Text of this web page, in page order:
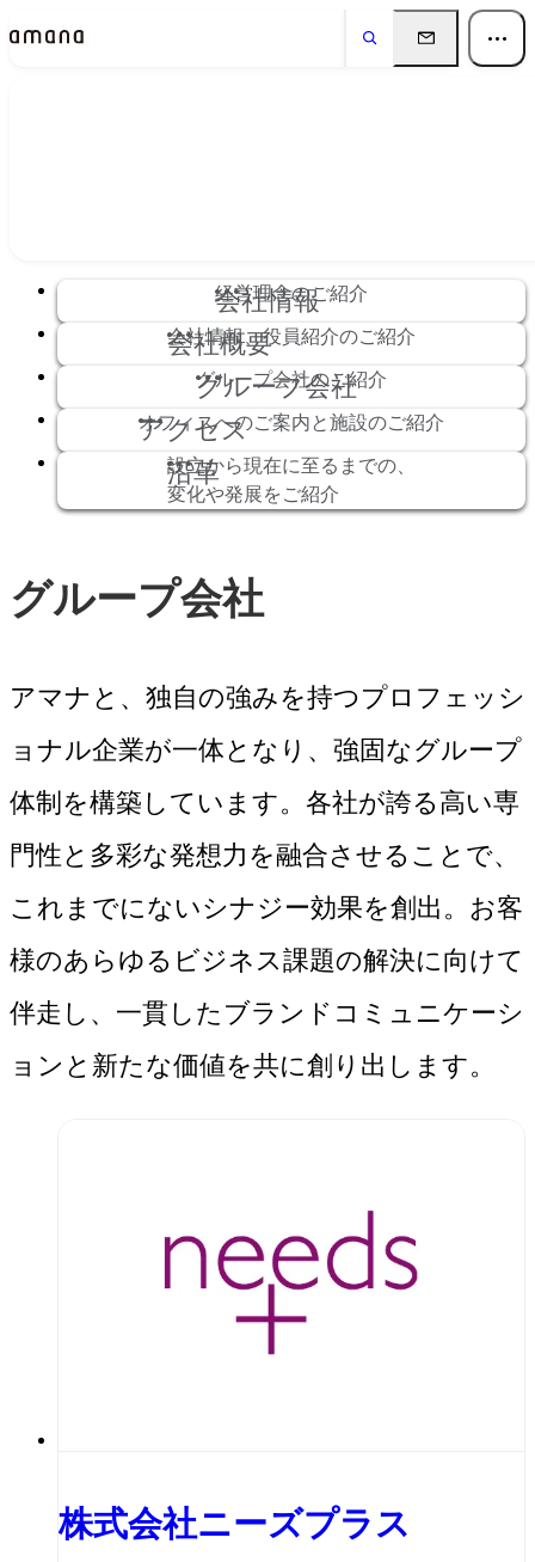
会社情報
経営理念のご紹介
会社概要
会社情報、役員紹介のご紹介
グループ会社
グループ会社のご紹介
アクセス
オフィスへのご案内と施設のご紹介
沿革
設立から現在に至るまでの、
変化や発展をご紹介
グループ会社
アマナと、独自の強みを持つプロフェッシ
ョナル企業が一体となり、強固なグループ
体制を構築しています。各社が誇る高い専
門性と多彩な発想力を融合させることで、
これまでにないシナジー効果を創出。お客
様のあらゆるビジネス課題の解決に向けて
伴走し、一貫したブランドコミュニケーシ
ョンと新たな価値を共に創り出します。
株式会社ニーズプラス